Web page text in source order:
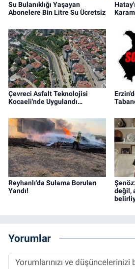
Su Bulanıklığı Yaşayan
Abonelere Bin Litre Su Ücretsiz
Çevreci Asfalt Teknolojisi
Kocaeli'nde Uygulandı…
Reyhanlı'da Sulama Boruları
Yandı!
değil,
Yorumlar